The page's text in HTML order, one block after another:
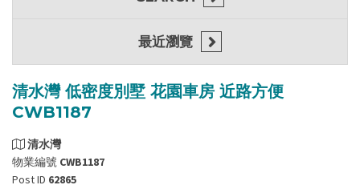
清水灣 低密度別墅 花園車房 近路方便
CWB1187
清水灣
物業編號 CWB1187
Post ID 62865
最近瀏覽